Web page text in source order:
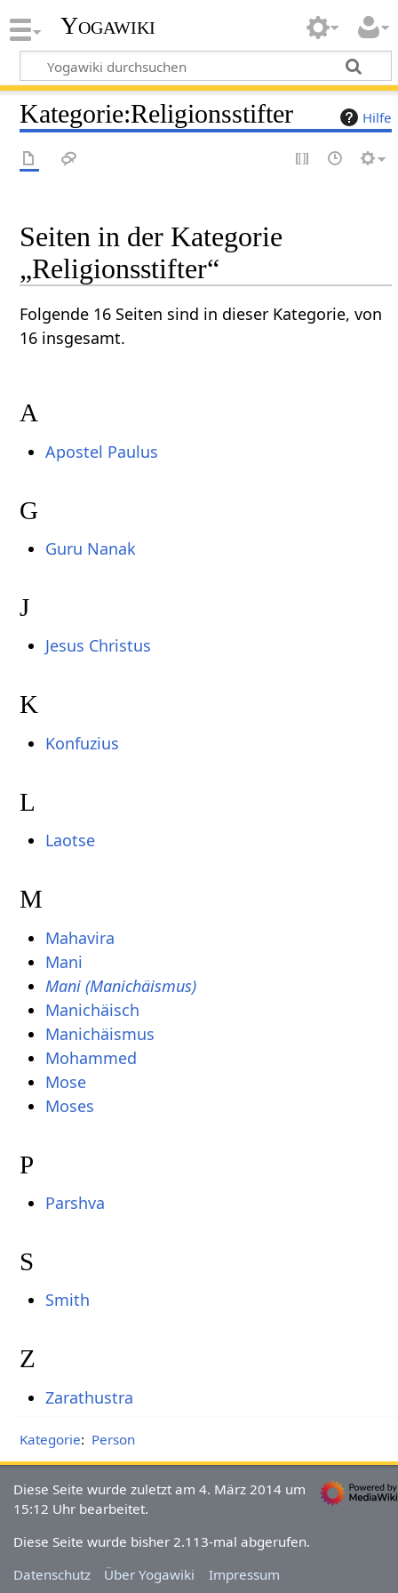
Yogawiki
Hilfe
Kategorie:Religionsstifter
Seiten in der Kategorie
„Religionsstifter“
Folgende 16 Seiten sind in dieser Kategorie, von
16 insgesamt.
A
Apostel Paulus
G
Guru Nanak
J
Jesus Christus
K
Konfuzius
L
Laotse
M
Mahavira
Mani
Mani (Manichäismus)
Manichäisch
Manichäismus
Mohammed
Mose
Moses
P
Parshva
S
Smith
Z
Zarathustra
Kategorie: Person
Diese Seite wurde zuletzt am 4. März 2014 um
15:12 Uhr bearbeitet.
Diese Seite wurde bisher 2.113-mal abgerufen.
Datenschutz
Über Yogawiki Impressum